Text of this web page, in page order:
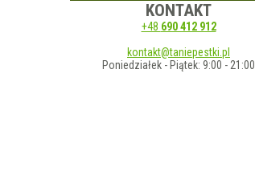
KONTAKT
+48 690 412 912
kontakt@taniepestki.pl
Poniedziałek - Piątek: 9:00 - 21:00